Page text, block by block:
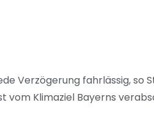
Verzögerung fahrlässig, so
Klimaziel Bayerns